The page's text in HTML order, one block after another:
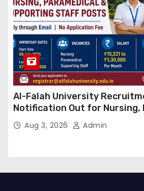
Al-Falah University
Notification Out for Nursing,
Supporting Staff Posts,
Aug 3, 2026 Admin